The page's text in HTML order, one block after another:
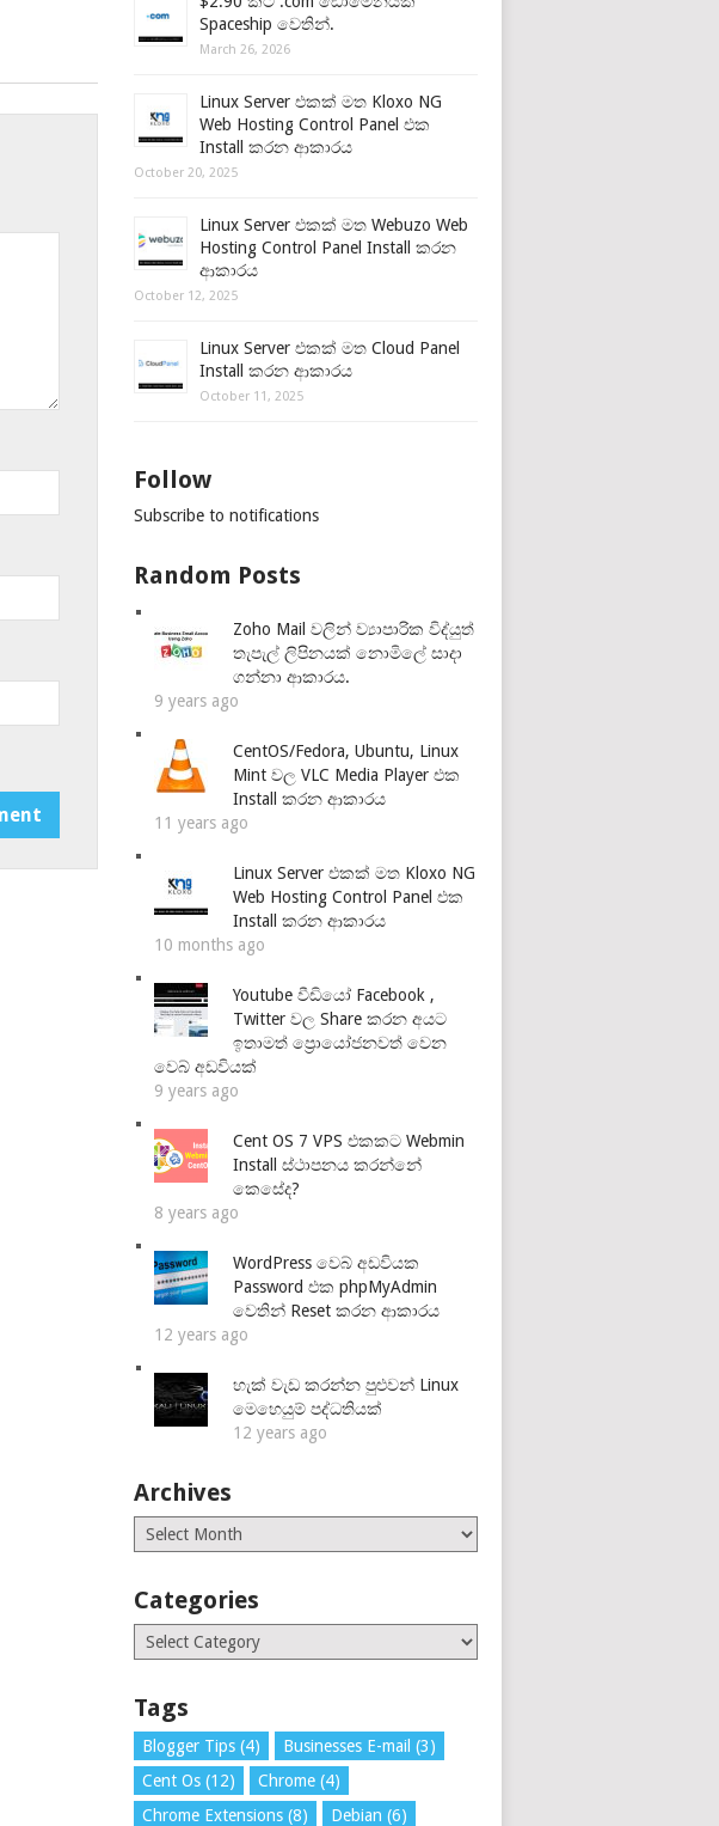
Spaceship වෙතින්.
March 26, 2026
Linux Server එකක් මත Kloxo NG
Web Hosting Control Panel එක
Install කරන ආකාරය
October 20, 2025
Linux Server එකක් මත Webuzo Web
Hosting Control Panel Install කරන
ආකාරය
October 12, 2025
Linux Server එකක් මත Cloud Panel
Install කරන ආකාරය
October 11, 2025
Follow
Subscribe to notifications
Random Posts
Zoho Mail වලින් ව්‍යාපාරික විද්යුත්
තැපැල් ලිපිනයක් නොමිලේ සාදා
ගන්නා ආකාරය.
9 years ago
CentOS/Fedora, Ubuntu, Linux
Mint වල VLC Media Player එක
Install කරන ආකාරය
11 years ago
Linux Server එකක් මත Kloxo NG
Web Hosting Control Panel එක
Install කරන ආකාරය
10 months ago
Youtube වීඩියෝ Facebook ,
Twitter වල Share කරන අයට
ඉතාමත් ප්‍රොයෝජනවත් වෙන
වෙබ් අඩවියක්
9 years ago
Cent OS 7 VPS එකකට Webmin
Install ස්ථාපනය කරන්නේ
කෙසේද?
8 years ago
WordPress වෙබ් අඩවියක
Password එක phpMyAdmin
වෙතින් Reset කරන ආකාරය
12 years ago
හැක් වැඩ කරන්න පුළුවන් Linux
මෙහෙයුම් පද්ධතියක්
12 years ago
Archives
Archives
Categories
Categories
Tags
Blogger Tips (4) Businesses E-mail (3)
Cent Os (12) Chrome (4)
Chrome Extensions (8) Debian (6)